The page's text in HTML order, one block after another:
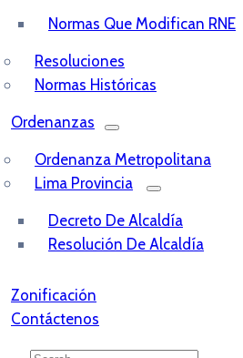
Normas Que Modifican RNE
Resoluciones
Normas Históricas
Ordenanzas
Ordenanza Metropolitana
Lima Provincia
Decreto De Alcaldía
Resolución De Alcaldía
Zonificación
Contáctenos